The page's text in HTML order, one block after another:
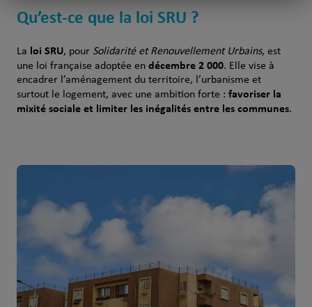
Qu’est‑ce que la loi SRU ?
La loi SRU, pour Solidarité et Renouvellement Urbains, est
une loi française adoptée en décembre 2 000. Elle vise à
encadrer l’aménagement du territoire, l’urbanisme et
surtout le logement, avec une ambition forte : favoriser la
mixité sociale et limiter les inégalités entre les communes.